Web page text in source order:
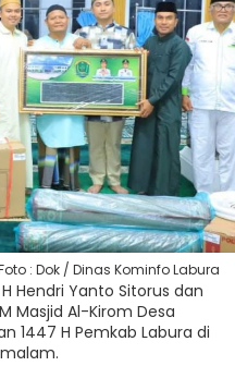
: Dok / Dinas Kominfo Labura
H Hendri Yanto Sitorus dan
Masjid Al-Kirom Desa
1447 H Pemkab Labura di